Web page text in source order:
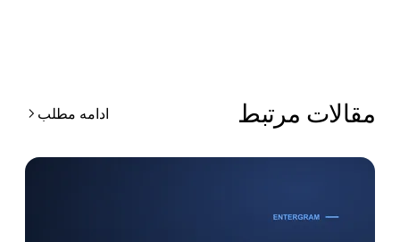
مرتبط ادامه مطلب